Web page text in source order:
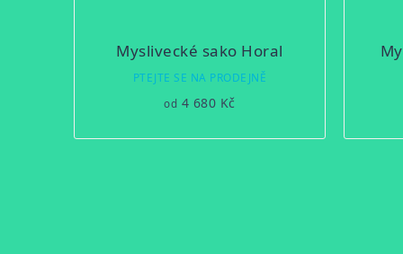
Myslivecké sako Horal
PTEJTE SE NA PRODEJNĚ
od 4 680 Kč